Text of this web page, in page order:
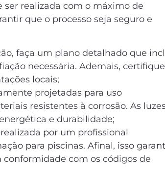
realizada com o máximo de
que o processo seja seguro e
faça um plano detalhado que
necessária. Ademais,
locais;
projetadas para uso
resistentes à corrosão. As
e durabilidade;
por um profissional
para piscinas. Afinal, isso
conformidade com os códigos de